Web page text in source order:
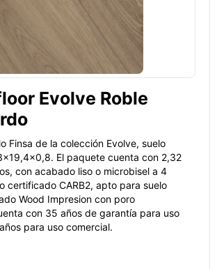
Evolve Roble
Finsa de la colección Evolve, suelo
El paquete cuenta con 2,32
con acabado liso o microbisel a 4
certificado CARB2, apto para suelo
Wood Impresion con poro
con 35 años de garantía para uso
para uso comercial.